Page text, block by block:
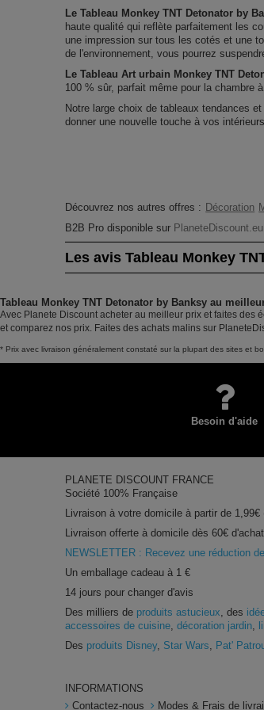
Le Tableau Monkey TNT Detonator by
haute qualité qui reflète parfaitement les
une impression sur tous les cotés et une
de l'environnement, vous pourrez
Le Tableau Art urbain Monkey TNT
100 % sûr, parfait même pour la chambre
Notre large choix de tableaux tendances
donner une nouvelle touche à vos
Découvrez nos autres offres : Décoration
B2B Pro disponible sur PlaneteDiscount.eu
Les avis Tableau Monkey
Tableau Monkey TNT Detonator by Banksy au
Avec Planete Discount acheter au meilleur prix et faites des
et comparez nos prix. Faites des achats malins sur
* Prix avec livraison généralement constaté sur la plupart des sites et
Besoin d'aide
PLANETE DISCOUNT FRANCE
Société 100% Française
Livraison à votre domicile à partir de
Livraison offerte à domicile dès 60€
NEWSLETTER : Recevez une réduction
Un emballage cadeau à 1 €
14 jours pour changer d'avis
Des milliers de produits astucieux , des
accessoires de cuisine ,décoration jardin
Des produits Disney, Star Wars Pat'
INFORMATIONS
Contactez-nous
Modes & Frais de